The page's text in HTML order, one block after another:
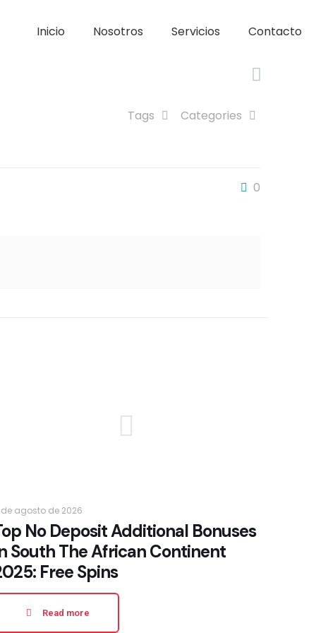
Inicio Nosotros Servicios Contacto
Categories
Tags
0
agosto de 2026
No Deposit Additional Bonuses
South The African Continent
Free Spins
Read more